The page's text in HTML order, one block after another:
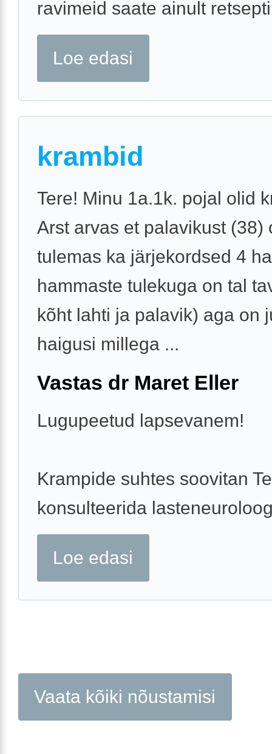
ravimeid saate ainult
Loe edasi
krambid
Tere! Minu 1a.1k. pojal olid
Arst arvas et palavikust (38)
tulemas ka järjekordsed 4
hammaste tulekuga on tal
kõht lahti ja palavik) aga on
haigusi millega ...
Vastas dr Maret Eller
Lugupeetud lapsevanem!
Krampide suhtes soovitan
konsulteerida
Loe edasi
Vaata kõiki nõustamisi